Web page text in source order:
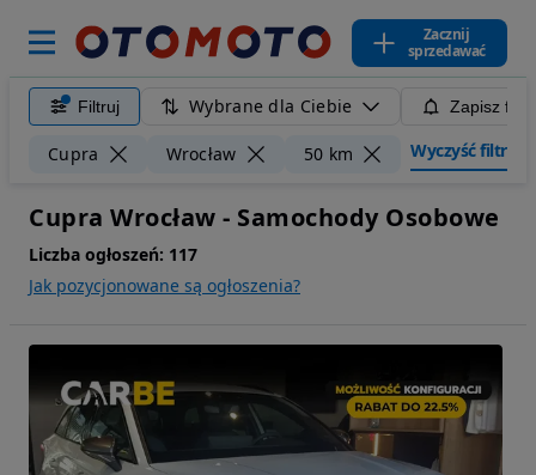
Zacznij
sprzedawać
Filtruj Wybrane dla Ciebie Zapisz
Cupra Wrocław 50 km Wyczyść filtry
Cupra Wrocław - Samochody Osobowe
Liczba ogłoszeń: 117
Jak pozycjonowane są ogłoszenia?